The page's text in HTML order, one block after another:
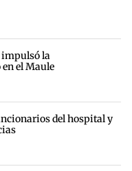
impulsó la
el Maule
del hospital y